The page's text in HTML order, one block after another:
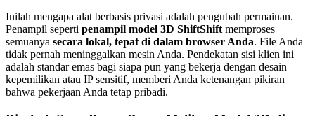
Inilah mengapa alat berbasis privasi adalah pengubah permainan.
Penampil seperti penampil model 3D ShiftShift memproses
semuanya secara lokal, tepat di dalam browser Anda. File Anda
tidak pernah meninggalkan mesin Anda. Pendekatan sisi klien ini
adalah standar emas bagi siapa pun yang bekerja dengan desain
kepemilikan atau IP sensitif, memberi Anda ketenangan pikiran
bahwa pekerjaan Anda tetap pribadi.